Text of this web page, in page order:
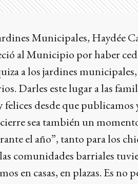
Municipales, Haydée
al Municipio por haber
a los jardines
Darles este lugar a las
desde que publicamos
sea también un
el año”, tanto para los
comunidades barriales
en casas, en plazas. Es no